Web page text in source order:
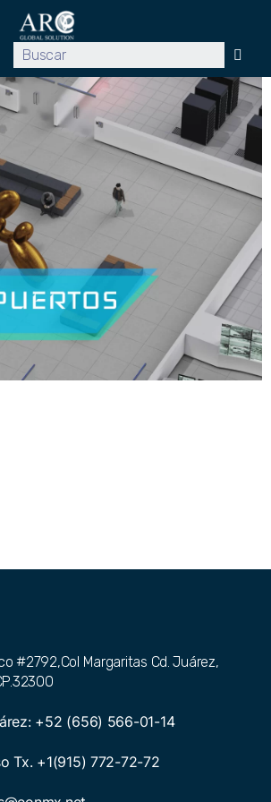
#2792,Col Margaritas Cd. Juárez,
+52 (656) 566-01-14
Tx. +1(915) 772-72-72